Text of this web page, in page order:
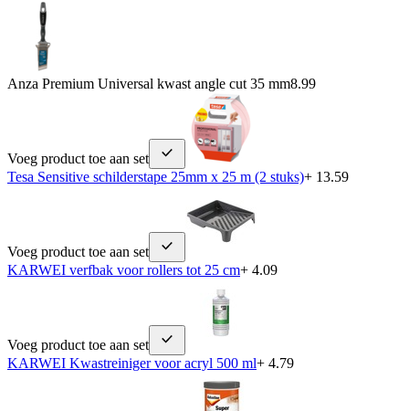
Anza Premium Universal kwast angle cut 35 mm8.99
Voeg product toe aan set
Tesa Sensitive schilderstape 25mm x 25 m (2 stuks)+ 13.59
Voeg product toe aan set
KARWEI verfbak voor rollers tot 25 cm+ 4.09
Voeg product toe aan set
KARWEI Kwastreiniger voor acryl 500 ml+ 4.79